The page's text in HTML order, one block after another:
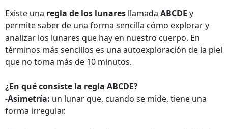
Existe una regla de los lunares llamada ABCDE y
permite saber de una forma sencilla cómo explorar y
analizar los lunares que hay en nuestro cuerpo. En
términos más sencillos es una autoexploración de la piel
que no toma más de 10 minutos.
¿En qué consiste la regla ABCDE?
-Asimetría: un lunar que, cuando se mide, tiene una
forma irregular.